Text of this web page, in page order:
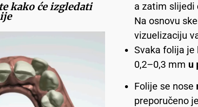
kako će izgledati
a zatim slijedi
Na osnovu
vizuelizaciju
Svaka folija
0,2–0,3 mm u
Folije se nose
preporučeno je